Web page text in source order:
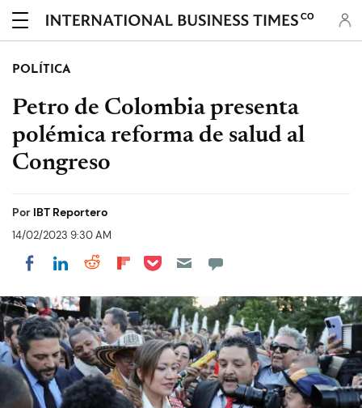
CO
POLÍTICA
Petro de Colombia presenta
polémica reforma de salud al
Congreso
Por IBT Reportero
14/02/2023 9:30 AM
Share on Facebook
Share on LinkedIn
Share on Reddit
Share on Flipboard
Share on Pocket